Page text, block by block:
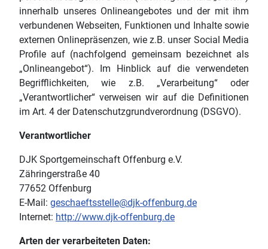
innerhalb unseres Onlineangebotes und der mit ihm
verbundenen Webseiten, Funktionen und Inhalte sowie
externen Onlinepräsenzen, wie z.B. unser Social Media
Profile auf (nachfolgend gemeinsam bezeichnet als
„Onlineangebot“). Im Hinblick auf die verwendeten
Begrifflichkeiten, wie z.B. „Verarbeitung“ oder
„Verantwortlicher“ verweisen wir auf die Definitionen
im Art. 4 der Datenschutzgrundverordnung (DSGVO).
Verantwortlicher
DJK Sportgemeinschaft Offenburg e.V.
Zähringerstraße 40
77652 Offenburg
E-Mail: geschaeftsstelle@djk-offenburg.de
Internet: http://www.djk-offenburg.de
Arten der verarbeiteten Daten: